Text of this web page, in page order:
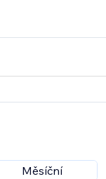
Měsíční